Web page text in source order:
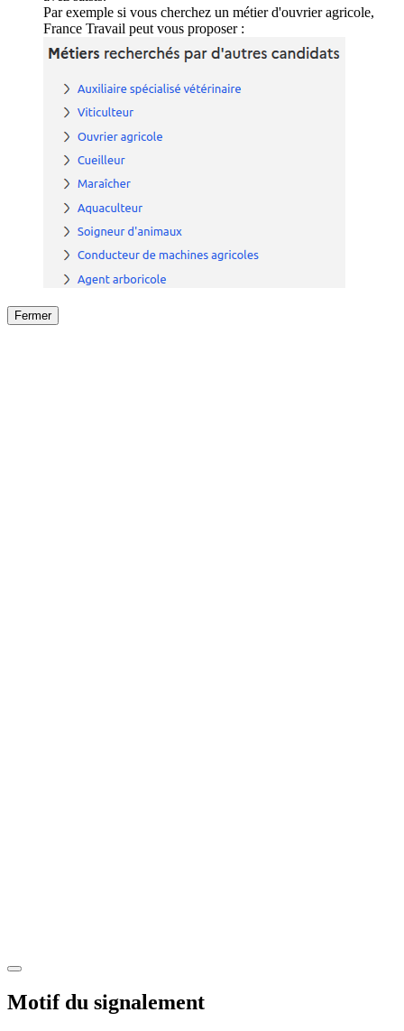
Par exemple si vous cherchez un métier d'ouvrier agricole,
France Travail peut vous proposer :
Fermer
Motif du signalement